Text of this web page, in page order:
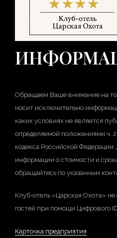
Обращаем Ваше внимание на
носит исключительно
каких условиях не является
определяемой положениями ч.
кодекса Российской
информации о стоимости и
обращайтесь по указанным
Клуб-отель «Царская Охота»
гостей при помощи Цифрового
Карточка предприятия